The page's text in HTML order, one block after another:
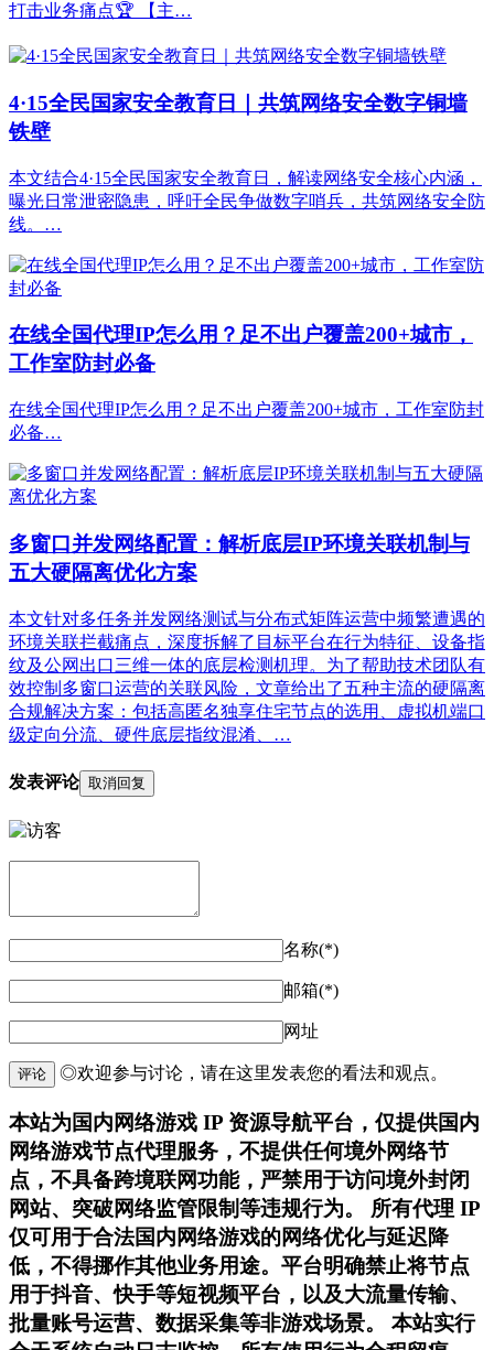
打击业务痛点🏆 【主…
4·15全民国家安全教育日｜共筑网络安全数字铜墙
铁壁
本文结合4·15全民国家安全教育日，解读网络安全核心内涵，
曝光日常泄密隐患，呼吁全民争做数字哨兵，共筑网络安全防
线。…
在线全国代理IP怎么用？足不出户覆盖200+城市，
工作室防封必备
在线全国代理IP怎么用？足不出户覆盖200+城市，工作室防封
必备…
多窗口并发网络配置：解析底层IP环境关联机制与
五大硬隔离优化方案
本文针对多任务并发网络测试与分布式矩阵运营中频繁遭遇的
环境关联拦截痛点，深度拆解了目标平台在行为特征、设备指
纹及公网出口三维一体的底层检测机理。为了帮助技术团队有
效控制多窗口运营的关联风险，文章给出了五种主流的硬隔离
合规解决方案：包括高匿名独享住宅节点的选用、虚拟机端口
级定向分流、硬件底层指纹混淆、…
发表评论 取消回复
名称(*)
邮箱(*)
网址
评论 ◎欢迎参与讨论，请在这里发表您的看法和观点。
本站为国内网络游戏 IP 资源导航平台，仅提供国内
网络游戏节点代理服务，不提供任何境外网络节
点，不具备跨境联网功能，严禁用于访问境外封闭
网站、突破网络监管限制等违规行为。 所有代理 IP
仅可用于合法国内网络游戏的网络优化与延迟降
低，不得挪作其他业务用途。平台明确禁止将节点
用于抖音、快手等短视频平台，以及大流量传输、
批量账号运营、数据采集等非游戏场景。 本站实行